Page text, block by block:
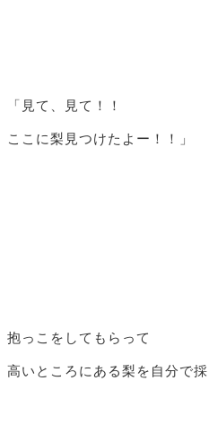
「見て、見て！！
ここに梨見つけたよー！！」
抱っこをしてもらって
高いところにある梨を自分で採